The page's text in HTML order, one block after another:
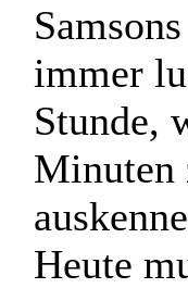
immer
Stunde,
Minuten
Heute